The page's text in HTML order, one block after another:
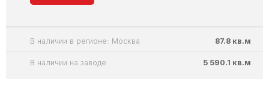
В наличии в регионе: Москва 87.8 кв.м
В наличии на заводе 5 590.1 кв.м